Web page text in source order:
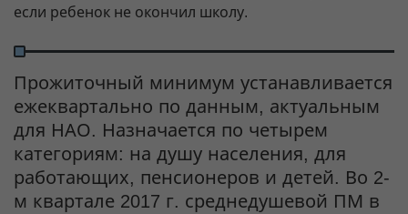
если ребенок не окончил школу.
Прожиточный минимум устанавливается
ежеквартально по данным, актуальным
для НАО. Назначается по четырем
категориям: на душу населения, для
работающих, пенсионеров и детей. Во 2-
м квартале 2017 г. среднедушевой ПМ в